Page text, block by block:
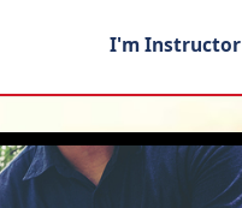
I'm Instructor